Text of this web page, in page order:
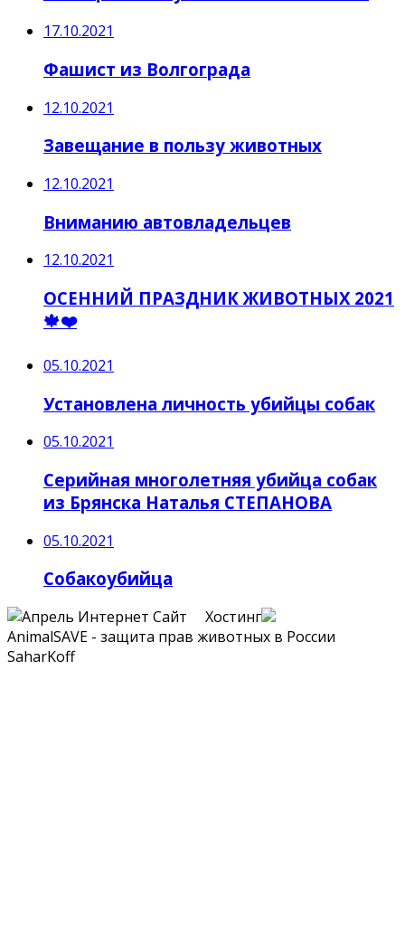
17.10.2021
Фашист из Волгограда
12.10.2021
Завещание в пользу животных
12.10.2021
Вниманию автовладельцев
12.10.2021
ОСЕННИЙ ПРАЗДНИК ЖИВОТНЫХ 2021
🍁❤️️
05.10.2021
Установлена личность убийцы собак
05.10.2021
Серийная многолетняя убийца собак
из Брянска Наталья СТЕПАНОВА
05.10.2021
Собакоубийца
Сайт Хостинг
AnimalSAVE - защита прав животных в России
SaharKoff